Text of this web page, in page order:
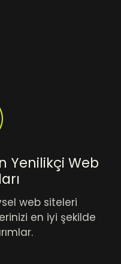
Yenilikçi Web
web siteleri
en iyi şekilde